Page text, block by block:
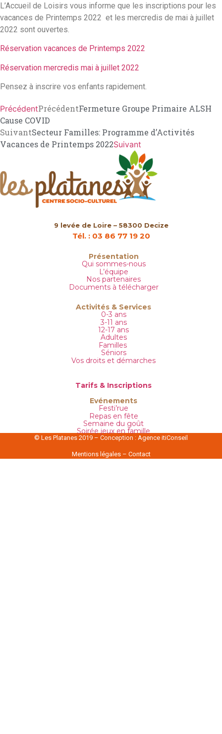
L’Accueil de Loisirs vous informe que les inscriptions pour les
vacances de Printemps 2022 et les mercredis de mai à juillet
2022 sont ouvertes.
Réservation vacances de Printemps 2022
Réservation mercredis mai à juillet 2022
Pensez à inscrire vos enfants rapidement.
PrécédentPrécédentFermeture Groupe Primaire ALSH
Cause COVID
SuivantSecteur Familles: Programme d’Activités
Vacances de Printemps 2022Suivant
9 levée de Loire – 58300 Decize
Tél. : 03 86 77 19 20
Présentation
Qui sommes-nous
L’équipe
Nos partenaires
Documents à télécharger
Activités & Services
0-3 ans
3-11 ans
12-17 ans
Adultes
Familles
Séniors
Vos droits et démarches
Tarifs & Inscriptions
Evénements
Festi’rue
Repas en fête
Semaine du goût
Soirée jeux en famille
© Les Platanes 2019 – Conception : Agence itiConseil
Mentions légales– Contact